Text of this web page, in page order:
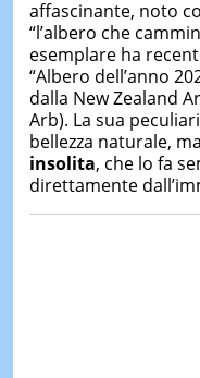
canali digitali.
affascinante, noto
“l’albero che
esemplare ha
“Albero dell’anno
dalla New Zealand
Arb). La sua
bellezza naturale,
insolita, che lo fa
direttamente